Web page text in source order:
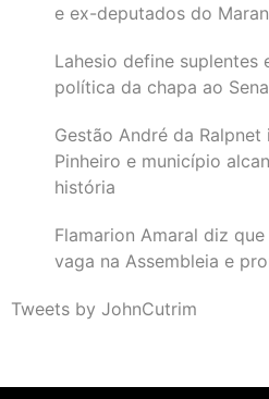
e ex-deputados do
Lahesio define suplentes
política da chapa ao
Gestão André da
Pinheiro e município
história
Flamarion Amaral diz
vaga na Assembleia e
Tweets by JohnCutrim